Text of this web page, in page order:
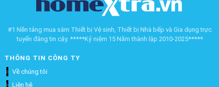
#1 Nền tảng mua sắm Thiết bị Vệ sinh, Thiết bị Nhà bếp và Gia dụng trực
tuyến đáng tin cậy. *****Kỷ niệm 15 Năm thành lập 2010-2025*****
THÔNG TIN CÔNG TY
Về chúng tôi
Liên hệ